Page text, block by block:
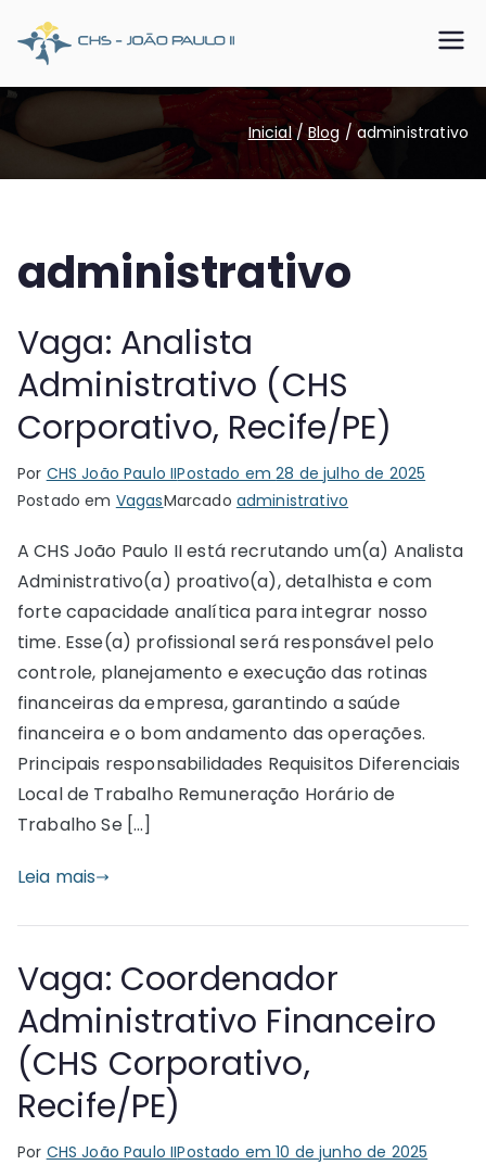
para
conteúdo
CHS João
Paulo II
Somos o SUS que dá certo
Inicial Blog administrativo
administrativo
Vaga: Analista
Administrativo (CHS
Corporativo, Recife/PE)
Por CHS João Paulo IIPostado em28 de julho de 2025
Postado em VagasMarcado administrativo
A CHS João Paulo II está recrutando um(a) Analista
Administrativo(a) proativo(a), detalhista e com
forte capacidade analítica para integrar nosso
time. Esse(a) profissional será responsável pelo
controle, planejamento e execução das rotinas
financeiras da empresa, garantindo a saúde
financeira e o bom andamento das operações.
Principais responsabilidades Requisitos Diferenciais
Local de Trabalho Remuneração Horário de
Trabalho Se […]
Leia mais
Vaga: Coordenador
Administrativo Financeiro
(CHS Corporativo,
Recife/PE)
Por CHS João Paulo IIPostado em10 de junho de 2025